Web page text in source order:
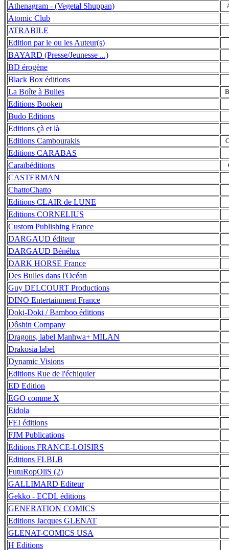
Athenagram - (Vegetal Shuppan)
Atomic Club
ATRABILE
Edition par le ou les Auteur(s)
BAYARD (Presse/Jeunesse ...)
BD érogène
Black Box éditions
La Boîte à Bulles
Editions Booken
Budo Editions
Editions çà et là
Editions Cambourakis
Editions CARABAS
Caraïbéditions
CASTERMAN
ChattoChatto
Editions CLAIR de LUNE
Editions CORNELIUS
Custom Publishing France
DARGAUD éditeur
DARGAUD Bénélux
DARK HORSE France
Des Bulles dans l'Océan
Guy DELCOURT Productions
DINO Entertainment France
Doki-Doki / Bamboo éditions
Dôshin Company
Dragons, label Manhwa+ MILAN
Drakosia label
Dynamic Visions
Editions Rue de l'échiquier
ED Edition
EGO comme X
Eidola
FEI éditions
FJM Publications
Editions FRANCE-LOISIRS
Editions FLBLB
FutuRopOliS (2)
GALLIMARD Editeur
Gekko - ECDL éditions
GENERATION COMICS
Editions Jacques GLENAT
GLENAT-COMICS USA
H Editions